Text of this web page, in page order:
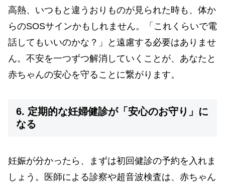
高熱、いつもと違うおりものが見られた時も、体か
らのSOSサインかもしれません。「これくらいで電
話してもいいのかな？」と遠慮する必要はありませ
ん。不安を一つずつ解消していくことが、あなたと
赤ちゃんの安心を守ることに繋がります。
6. 定期的な妊婦健診が「安心のお守り」に
なる
妊娠が分かったら、まずは初回健診の予約を入れま
しょう。医師による診察や超音波検査は、赤ちゃん